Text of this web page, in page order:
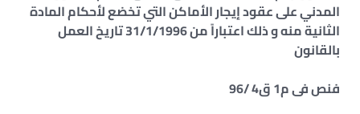
المدني على عقود إيجار الأماكن التي تخضع لأحكام المادة
الثانية منه و ذلك اعتباراً من 31/1/1996 تاريخ العمل
بالقانون
فنص فى م1 ق4 /96